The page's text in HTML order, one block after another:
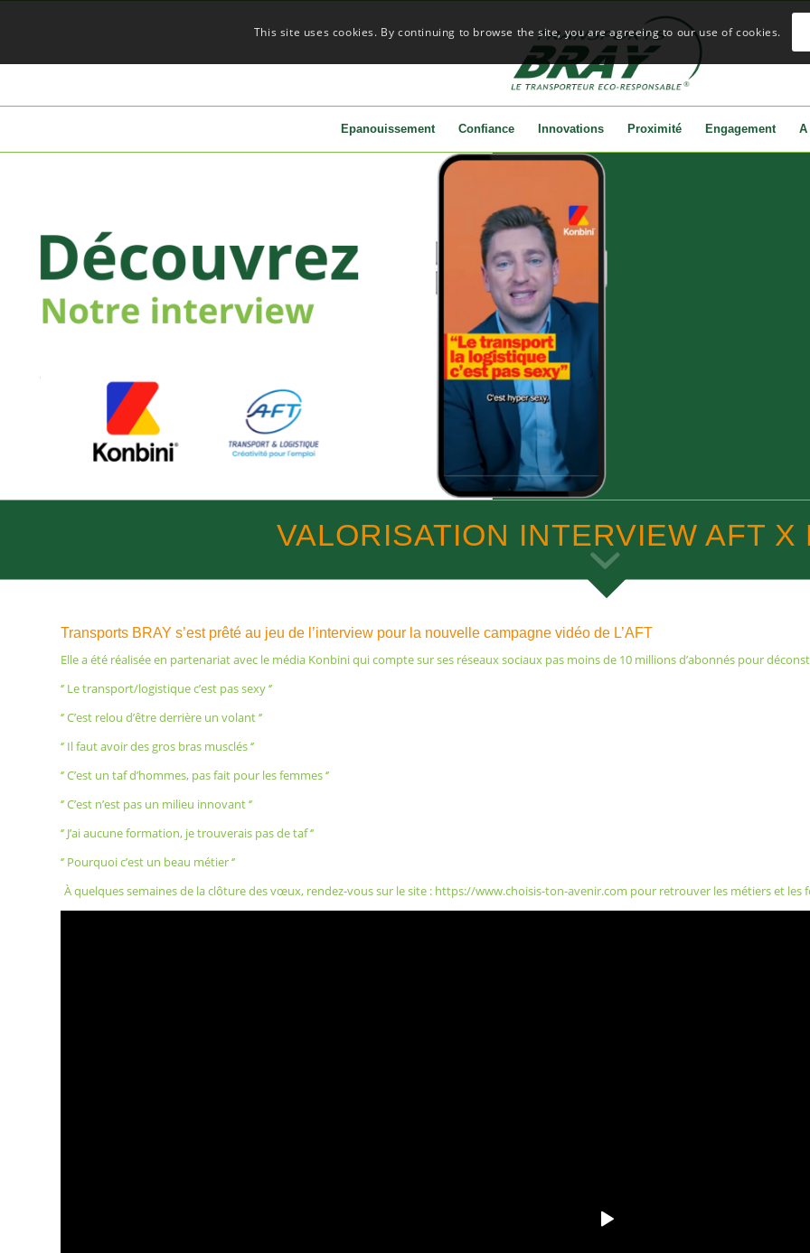
Epanouissement Confiance Innovations Proximité Engagement A
VALORISATION INTERVIEW AFT X
Transports BRAY s’est prêté au jeu de l’interview pour la nouvelle campagne vidéo de L’AFT
Elle a été réalisée en partenariat avec le média Konbini qui compte sur ses réseaux sociaux pas moins de 10 millions d’abonnés pour
‘’ Le transport/logistique c’est pas sexy ‘’
‘’ C’est relou d’être derrière un volant ‘’
‘’ Il faut avoir des gros bras musclés ‘’
‘’ C’est un taf d’hommes, pas fait pour les femmes ‘’
‘’ C’est n’est pas un milieu innovant ‘’
‘’ J’ai aucune formation, je trouverais pas de taf ‘’
‘’ Pourquoi c’est un beau métier ‘’
À quelques semaines de la clôture des vœux, rendez-vous sur le site : https://www.choisis-ton-avenir.com pour retrouver les métiers et les
This site uses cookies. By continuing to browse the site, you are agreeing to our use of cookies.